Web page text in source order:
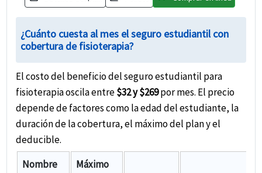
¿Cuánto cuesta al mes el seguro estudiantil con
cobertura de fisioterapia?
El costo del beneficio del seguro estudiantil para
fisioterapia oscila entre$32 y $269por mes. El precio
depende de factores como la edad del estudiante, la
duración de la cobertura, el máximo del plan y el
deducible.
Nombre
Máximo